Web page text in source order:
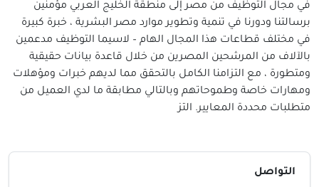
في مجال التوظيف من مصر إلى منطقة الخليج العربي مؤمنين
برسالتنا ودورنا في تنمية وتطوير موارد مصر البشرية ، خبرة كبيرة
في مختلف قطاعات هذا المجال الهام – لاسيما التوظيف مدعمين
بالآلاف من المرشحين المصرين من خلال قاعدة بيانات حقيقية
ومتطورة ، مع التزامنا الكامل بالتحقق مما لديهم خبرات ومؤهلات
ومهارات خاصة وطموحاتهم وبالتالي مطابقة ما لدي العميل من
متطلبات محددة المعايير. التز
التواصل